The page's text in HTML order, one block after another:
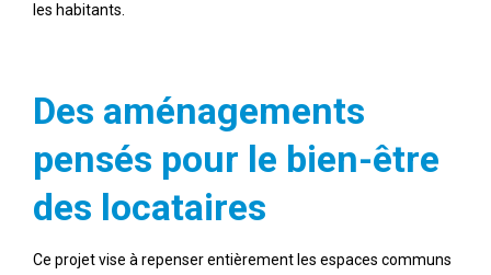
les habitants.
Des aménagements
pensés pour le bien-être
des locataires
Ce projet vise à repenser entièrement les espaces communs